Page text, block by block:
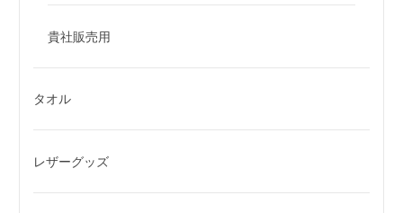
貴社販売用
タオル
レザーグッズ